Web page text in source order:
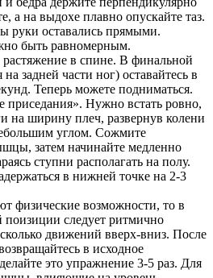
а на выдохе плавно опускайте таз.
руки оставались прямыми.
быть равномерным.
растяжение в спине. В финальной
задней части ног) оставайтесь в
Теперь можете подниматься.
приседания». Нужно встать ровно,
на ширину плеч, развернув колени
углом. Сожмите
затем начинайте медленно
ступни располагать на полу.
в нижней точке на 2-3
физические возможности, то в
следует ритмично
движений вверх-вниз. После
в исходное
это упражнение 3-5 раз. Для